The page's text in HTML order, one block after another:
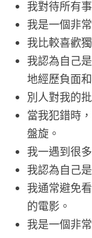
我對待所有
我是一個非
我比較喜歡
我認為自己
地經歷負面
別人對我的
當我犯錯時
盤旋。
我一遇到很
我認為自己
我通常避免
的電影。
我是一個非